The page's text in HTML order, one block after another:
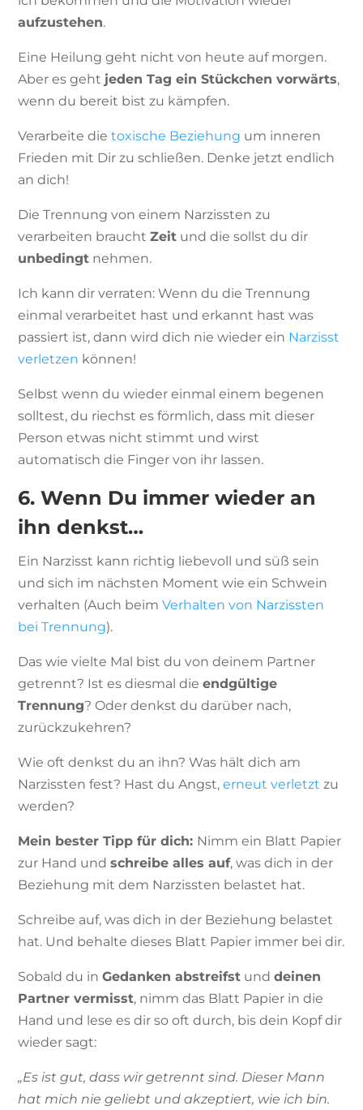
aufzustehen.
Eine Heilung geht nicht von heute auf morgen.
Aber es geht jeden Tagein Stückchen vorwärts,
wenn du bereit bist zu kämpfen.
Verarbeite dietoxische Beziehung um inneren
Frieden mit Dir zu schließen. Denke jetzt endlich
an dich!
Die Trennung von einem Narzissten zu
verarbeiten brauchtZeit und die sollst du dir
unbedingt nehmen.
Ich kann dir verraten: Wenn du die Trennung
einmal verarbeitet hast und erkannt hast was
passiert ist, dann wird dich nie wieder ein Narzisst
verletzen können!
Selbst wenn du wieder einmal einem begenen
solltest, du riechst es förmlich, dass mit dieser
Person etwas nicht stimmt und wirst
automatisch die Finger von ihr lassen.
6. Wenn Du immer wieder an
ihn denkst…
Ein Narzisst kann richtig liebevoll und süß sein
und sich im nächsten Moment wie ein Schwein
verhalten (Auch beimVerhalten von Narzissten
bei Trennung).
Das wie vielte Mal bist du von deinem Partner
getrennt? Ist es diesmal dieendgültige
Trennung? Oder denkst du darüber nach,
zurückzukehren?
Wie oft denkst du an ihn? Was hält dich am
Narzissten fest? Hast du Angst,erneut verletzt zu
werden?
Mein bester Tipp für dich: Nimm ein Blatt Papier
zur Hand undschreibe alles auf, was dich in der
Beziehung mit dem Narzissten belastet hat.
Schreibe auf, was dich in der Beziehung belastet
hat. Und behalte dieses Blatt Papier immer bei dir.
Sobald du inGedanken abstreifst unddeinen
Partner vermisst, nimm das Blatt Papier in die
Hand und lese es dir so oft durch, bis dein Kopf dir
wieder sagt:
„Es ist gut, dass wir getrennt sind. Dieser Mann
hat mich nie geliebt und akzeptiert, wie ich bin.